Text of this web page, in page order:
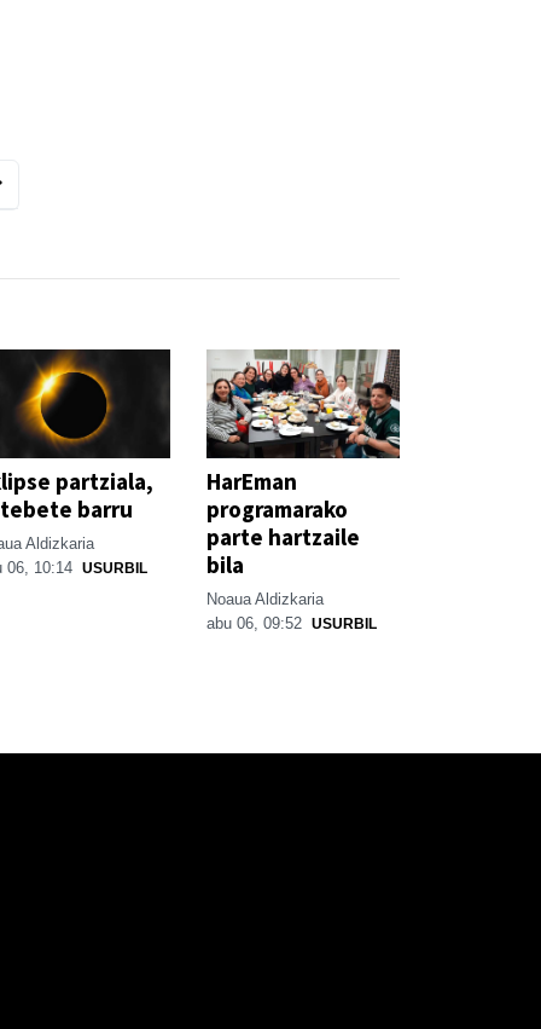
partziala,
barru
Aldizkaria
06, 10:14 USURBIL
HarEman
programarako
parte hartzaile
bila
Noaua Aldizkaria
abu 06, 09:52 USURBIL